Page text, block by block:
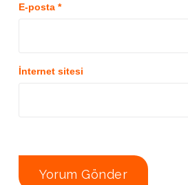
E-posta *
İnternet sitesi